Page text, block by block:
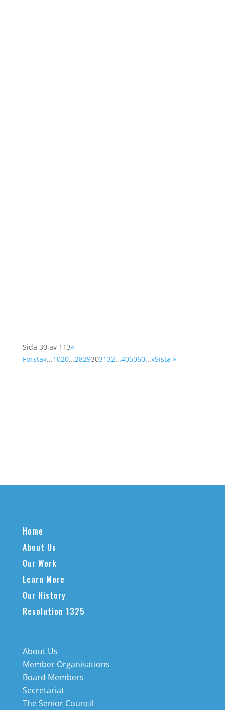
Sida 30 av 113«
Första«...1020...2829303132...405060...»Sista »
Home
About Us
Our Work
Learn More
Our History
Resolution 1325
About Us
Member Organisations
Board Members
Secretariat
The Senior Council